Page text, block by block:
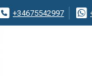
+34675542997